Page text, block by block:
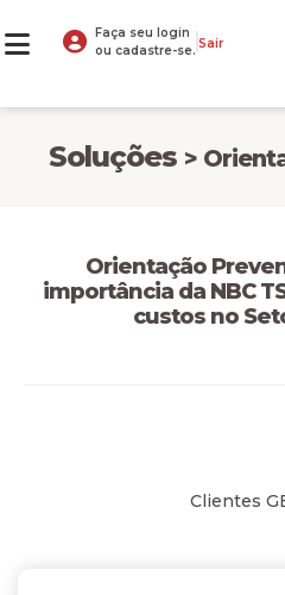
Faça seu login
ou cadastre-se. Sair
Soluções >
Orientação
importância da NBC
custos no
Clientes